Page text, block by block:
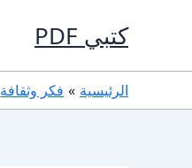
كتبي PDF
الرئيسية فكر وثقافة